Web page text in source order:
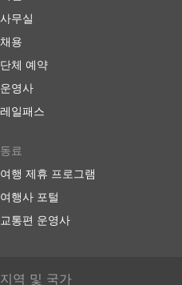
사무실
채용
단체 예약
운영사
레일패스
동료
여행 제휴 프로그램
여행사 포털
교통편 운영사
지역 및 국가